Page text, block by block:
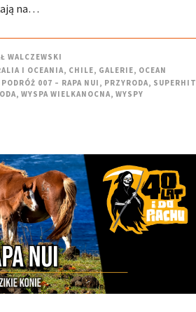
na…
WALCZEWSKI
I OCEANIA, CHILE, GALERIE, OCEAN
PODRÓŻ 007 – RAPA NUI , PRZYRODA, SUPERHIT
, WYSPA WIELKANOCNA, WYSPY